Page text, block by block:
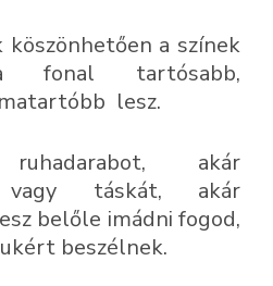
köszönhetően a színek
fonal tartósabb,
lesz.
akár
vagy táskát, akár
belőle imádni fogod,
beszélnek.